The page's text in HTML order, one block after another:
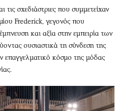
σχεδιάστριες που συμμετείχαν
Frederick, γεγονός που
και αξία στην εμπειρία των
ουσιαστικά τη σύνδεση της
επαγγελματικό κόσμο της μόδας